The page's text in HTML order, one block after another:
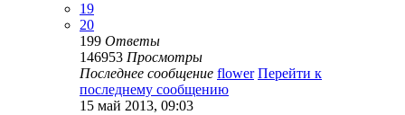
19
20
199 Ответы
146953 Просмотры
Последнее сообщение flower Перейти к
последнему сообщению
15 май 2013, 09:03